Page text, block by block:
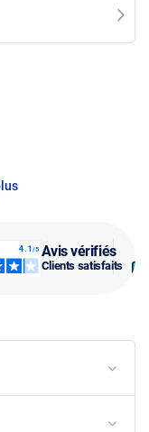
Avis vérifiés
Clients satisfaits